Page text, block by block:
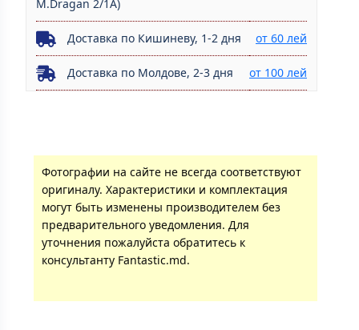
M.Dragan 2/1A)
Доставка по Кишиневу, 1-2 дня от 60 лей
Доставка по Молдове, 2-3 дня от 100 лей
Фотографии на сайте не всегда соответствуют
оригиналу. Характеристики и комплектация
могут быть изменены производителем без
предварительного уведомления. Для
уточнения пожалуйста обратитесь к
консультанту Fantastic.md.